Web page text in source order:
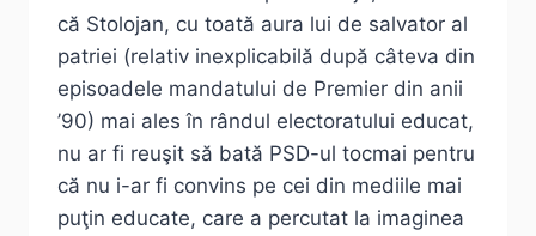
că Stolojan, cu toată aura lui de salvator al
patriei (relativ inexplicabilă după câteva din
episoadele mandatului de Premier din anii
’90) mai ales în rândul electoratului educat,
nu ar fi reuşit să bată PSD-ul tocmai pentru
că nu i-ar fi convins pe cei din mediile mai
puţin educate, care a percutat la imaginea